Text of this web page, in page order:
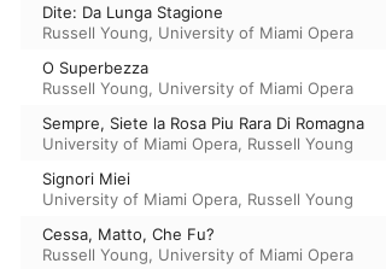
Dite: Da Lunga Stagione
Russell Young, University of Miami Opera
O Superbezza
Russell Young, University of Miami Opera
Sempre, Siete la Rosa Piu Rara Di Romagna
University of Miami Opera, Russell Young
Signori Miei
University of Miami Opera, Russell Young
Cessa, Matto, Che Fu?
Russell Young, University of Miami Opera